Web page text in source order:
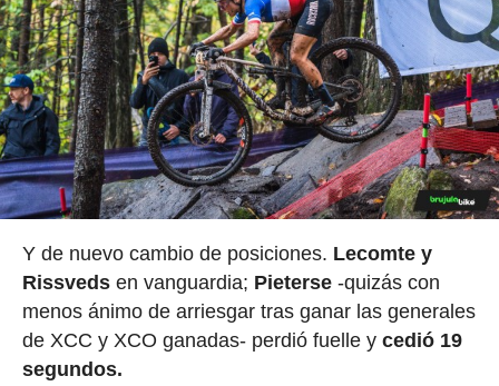
Y de nuevo cambio de posiciones. Lecomte y
Rissvedsen vanguardia; Pieterse-quizás con
menos ánimo de arriesgar tras ganar las generales
de XCC y XCO ganadas- perdió fuelle y cedió 19
segundos.